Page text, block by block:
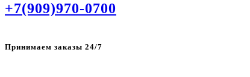
+7(909)970-0700
Принимаем заказы 24/7